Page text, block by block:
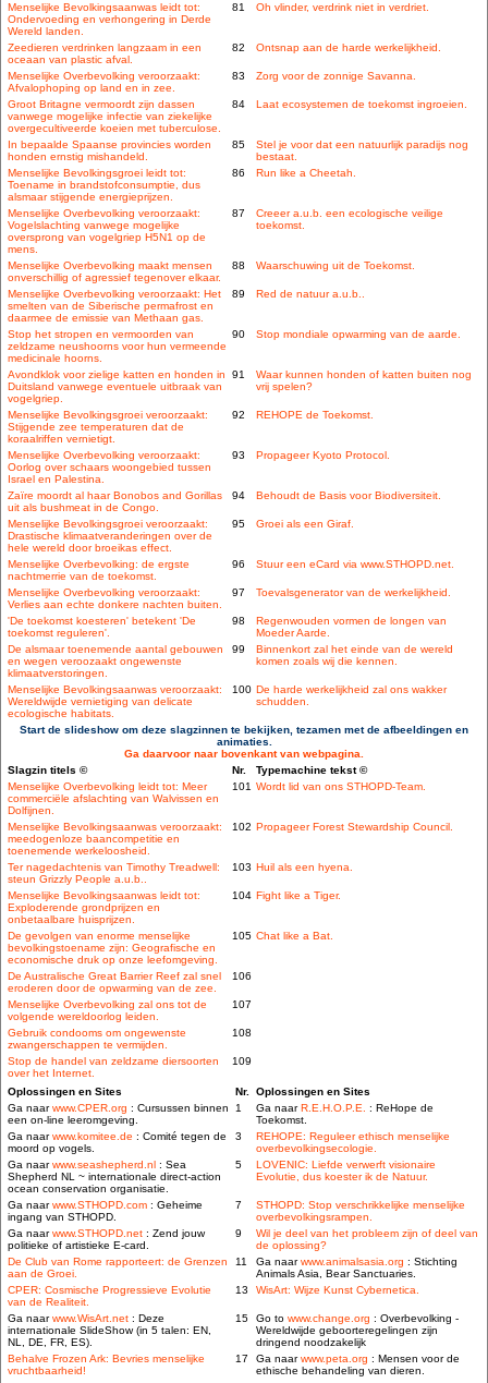
Menselijke Bevolkingsaanwas leidt tot:
Ondervoeding en verhongering in Derde
Wereld landen.
81 Oh vlinder, verdrink niet in verdriet.
Zeedieren verdrinken langzaam in een
oceaan van plastic afval.
82 Ontsnap aan de harde werkelijkheid.
Menselijke Overbevolking veroorzaakt:
Afvalophoping op land en in zee.
83 Zorg voor de zonnige Savanna.
Groot Britagne vermoordt zijn dassen
vanwege mogelijke infectie van ziekelijke
overgecultiveerde koeien met tuberculose.
84 Laat ecosystemen de toekomst ingroeien.
In bepaalde Spaanse provincies worden
honden ernstig mishandeld.
85
Stel je voor dat een natuurlijk paradijs nog
bestaat.
Menselijke Bevolkingsgroei leidt tot:
Toename in brandstofconsumptie, dus
alsmaar stijgende energieprijzen.
86 Run like a Cheetah.
Menselijke Overbevolking veroorzaakt:
Vogelslachting vanwege mogelijke
oversprong van vogelgriep H5N1 op de
mens.
87
Creeer a.u.b. een ecologische veilige
toekomst.
Menselijke Overbevolking maakt mensen
onverschillig of agressief tegenover elkaar.
88 Waarschuwing uit de Toekomst.
Menselijke Overbevolking veroorzaakt: Het
smelten van de Siberische permafrost en
daarmee de emissie van Methaan gas.
89 Red de natuur a.u.b..
Stop het stropen en vermoorden van
zeldzame neushoorns voor hun vermeende
medicinale hoorns.
90 Stop mondiale opwarming van de aarde.
Avondklok voor zielige katten en honden in
Duitsland vanwege eventuele uitbraak van
vogelgriep.
91
Waar kunnen honden of katten buiten nog
vrij spelen?
Menselijke Bevolkingsgroei veroorzaakt:
Stijgende zee temperaturen dat de
koraalriffen vernietigt.
92 REHOPE de Toekomst.
Menselijke Overbevolking veroorzaakt:
Oorlog over schaars woongebied tussen
Israel en Palestina.
93 Propageer Kyoto Protocol.
Zaïre moordt al haar Bonobos and Gorillas
uit als bushmeat in de Congo.
94 Behoudt de Basis voor Biodiversiteit.
Menselijke Bevolkingsgroei veroorzaakt:
Drastische klimaatveranderingen over de
hele wereld door broeikas effect.
95 Groei als een Giraf.
Menselijke Overbevolking: de ergste
nachtmerrie van de toekomst.
96 Stuur een eCard via www.STHOPD.net.
Menselijke Overbevolking veroorzaakt:
Verlies aan echte donkere nachten buiten.
97 Toevalsgenerator van de werkelijkheid.
'De toekomst koesteren' betekent 'De
toekomst reguleren'.
98
Regenwouden vormen de longen van
Moeder Aarde.
De alsmaar toenemende aantal gebouwen
en wegen veroozaakt ongewenste
klimaatverstoringen.
99
Binnenkort zal het einde van de wereld
komen zoals wij die kennen.
Menselijke Bevolkingsaanwas veroorzaakt:
Wereldwijde vernietiging van delicate
ecologische habitats.
100 De harde werkelijkheid zal ons wakker
schudden.
Start de slideshow om deze slagzinnen te bekijken, tezamen met de afbeeldingen en
animaties.
Ga daarvoor naar bovenkant van webpagina.
Slagzin titels ©
Nr.
Typemachine tekst ©
Menselijke Overbevolking leidt tot: Meer
commerciële afslachting van Walvissen en
Dolfijnen.
101 Wordt lid van ons STHOPD-Team.
Menselijke Bevolkingsaanwas veroorzaakt:
meedogenloze baancompetitie en
toenemende werkeloosheid.
102 Propageer Forest Stewardship Council.
Ter nagedachtenis van Timothy Treadwell:
steun Grizzly People a.u.b..
103 Huil als een hyena.
Menselijke Bevolkingsaanwas leidt tot:
Exploderende grondprijzen en
onbetaalbare huisprijzen.
104 Fight like a Tiger.
De gevolgen van enorme menselijke
bevolkingstoename zijn: Geografische en
economische druk op onze leefomgeving.
105 Chat like a Bat.
De Australische Great Barrier Reef zal snel
eroderen door de opwarming van de zee.
106
Menselijke Overbevolking zal ons tot de
volgende wereldoorlog leiden.
107
Gebruik condooms om ongewenste
zwangerschappen te vermijden.
108
Stop de handel van zeldzame diersoorten
over het Internet.
109
Oplossingen en Sites Nr. Oplossingen en Sites
Ga naarwww.CPER.org : Cursussen binnen
een on-line leeromgeving.
1 Ga naarR.E.H.O.P.E. : ReHope de
Toekomst.
Ga naarwww.komitee.de : Comité tegen de
moord op vogels.
3
REHOPE: Reguleer ethisch menselijke
overbevolkingsecologie.
Ga naarwww.seashepherd.nl : Sea
Shepherd NL ~ internationale direct-action
ocean conservation organisatie.
5
LOVENIC: Liefde verwerft visionaire
Evolutie, dus koester ik de Natuur.
Ga naarwww.STHOPD.com : Geheime
ingang van STHOPD.
7
STHOPD: Stop verschrikkelijke menselijke
overbevolkingsrampen.
Ga naarwww.STHOPD.net : Zend jouw
politieke of artistieke E-card.
9
Wil je deel van het probleem zijn of deel van
de oplossing?
De Club van Rome rapporteert: de Grenzen
aan de Groei.
11 Ga naarwww.animalsasia.org : Stichting
Animals Asia, Bear Sanctuaries.
CPER: Cosmische Progressieve Evolutie
van de Realiteit.
13 WisArt: Wijze Kunst Cybernetica.
Ga naarwww.WisArt.net : Deze
internationale SlideShow (in 5 talen: EN,
NL, DE, FR, ES).
15 Go to www.change.org : Overbevolking -
Wereldwijde geboorteregelingen zijn
dringend noodzakelijk
Behalve Frozen Ark: Bevries menselijke
vruchtbaarheid!
17 Ga naarwww.peta.org : Mensen voor de
ethische behandeling van dieren.